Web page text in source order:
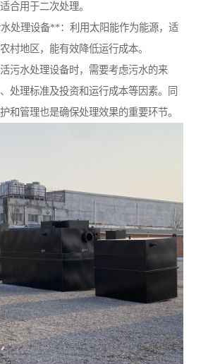
合用于二次处理。
处理设备**：利用太阳能作为能源，适
村地区，能有效降低运行成本。
污水处理设备时，需要考虑污水的来
处理标准及投资和运行成本等因素。同
和管理也是确保处理效果的重要环节。